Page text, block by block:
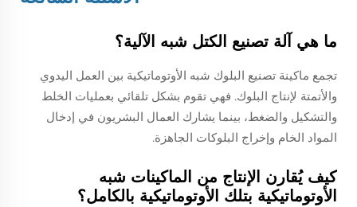
ما هي آلة تصنيع الكتل شبه الآلية؟
تجمع ماكينة تصنيع البلوك شبه الأوتوماتيكية بين العمل اليدوي
والأتمتة لإنتاج البلوك. فهي تقوم بشكل تلقائي بعمليات الخلط
والتشكيل والضغط، بينما يشارك العمال البشريون في إدخال
المواد الخام وإخراج البلوكات الجاهزة.
كيف يُقارن الإنتاج من الماكينات شبه
الأوتوماتيكية بتلك الأوتوماتيكية بالكامل؟